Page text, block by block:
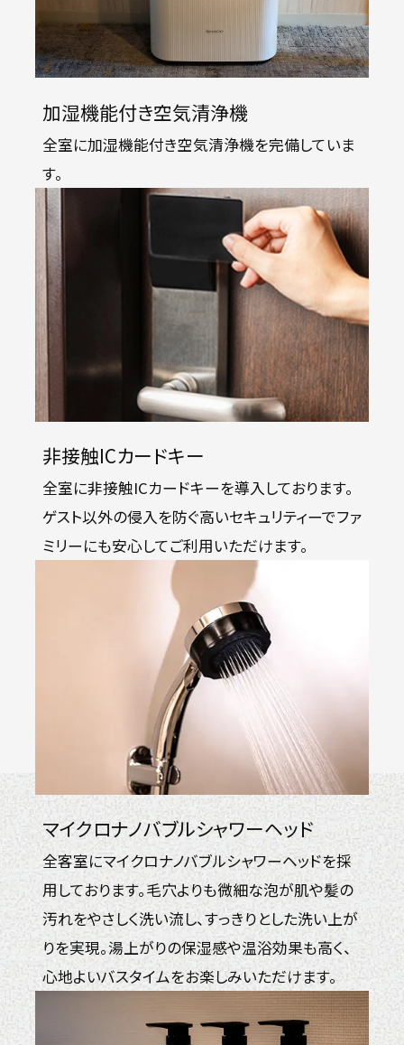
加湿機能付き空気清浄機
全室に加湿機能付き空気清浄機を完備していま
す。
非接触ICカードキー
全室に非接触ICカードキーを導入しております。
ゲスト以外の侵入を防ぐ高いセキュリティーでファ
ミリーにも安心してご利用いただけます。
マイクロナノバブルシャワーヘッド
全客室にマイクロナノバブルシャワーヘッドを採
用しております。毛穴よりも微細な泡が肌や髪の
汚れをやさしく洗い流し、すっきりとした洗い上が
りを実現。湯上がりの保湿感や温浴効果も高く、
心地よいバスタイムをお楽しみいただけます。